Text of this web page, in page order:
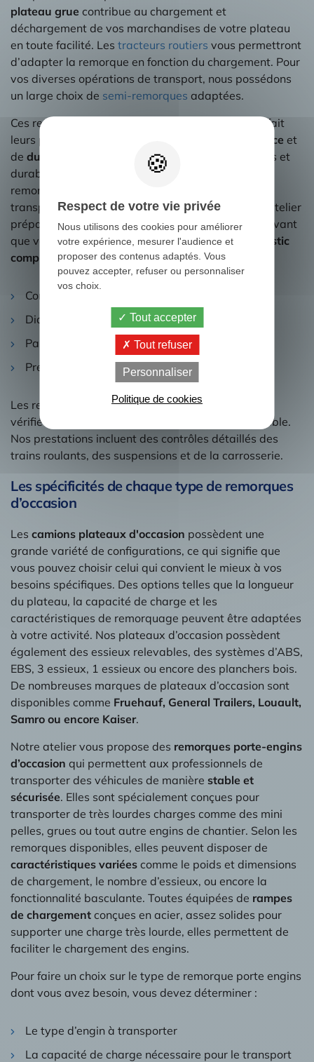
plateau grue contribue au chargement et
déchargement de vos marchandises de votre plateau
en toute facilité. Les tracteurs routiers vous permettront
d’adapter la remorque en fonction du chargement. Pour
vos diverses opérations de transport, nous possédons
un large choix de semi-remorques adaptées.
Ces remorques d’occasion pour camions ont déjà fait
leurs preuves sur la route en termes de
performance et
de durabilité
. En choisissant des marques réputées et
durables dans le temps, vous pouvez acquérir une
remorque fiable qui répondra à vos exigences de
transport pendant de nombreuses années. Notre atelier
prépare les remorques et les camions d’occasion avant
que vous les achetiez ! Ils sont soumis à un diagnostic
complet
:
Contrôle et réparations mécaniques.
Diagnostic électronique.
Passage au contrôle technique.
Prestations pneumatiques.
Les remorques sont également minutieusement
vérifiées pour vous garantir une qualité irréprochable.
Nos prestations incluent des contrôles détaillés des
trains roulants, des suspensions et de la carrosserie.
Les spécificités de chaque type de remorques
d’occasion
Les camions plateaux d'occasion possèdent une
grande variété de configurations, ce qui signifie que
vous pouvez choisir celui qui convient le mieux à vos
besoins spécifiques. Des options telles que la longueur
du plateau, la capacité de charge et les
caractéristiques de remorquage peuvent être adaptées
à votre activité. Nos plateaux d’occasion possèdent
également des essieux relevables, des systèmes d’ABS,
EBS, 3 essieux, 1 essieux ou encore des planchers bois.
De nombreuses marques de plateaux d’occasion sont
disponibles comme Fruehauf, General Trailers, Louault,
Samro ou encore Kaiser.
Notre atelier vous propose des remorques porte-engins
d’occasion qui permettent aux professionnels de
transporter des véhicules de manière stable et
sécurisée. Elles sont spécialement conçues pour
transporter de très lourdes charges comme des mini
pelles, grues ou tout autre engins de chantier. Selon les
remorques disponibles, elles peuvent disposer de
caractéristiques variées comme le poids et dimensions
de chargement, le nombre d’essieux, ou encore la
fonctionnalité basculante. Toutes équipées de rampes
de chargement conçues en acier, assez solides pour
supporter une charge très lourde, elles permettent de
faciliter le chargement des engins.
Pour faire un choix sur le type de remorque porte engins
dont vous avez besoin, vous devez déterminer :
Le type d’engin à transporter
La capacité de charge nécessaire pour le transport
Respect de votre vie privée
Nous utilisons des cookies pour améliorer
votre expérience, mesurer l'audience et
proposer des contenus adaptés. Vous
pouvez accepter, refuser ou personnaliser
vos choix.
Tout accepter
Tout refuser
Personnaliser
Politique de cookies